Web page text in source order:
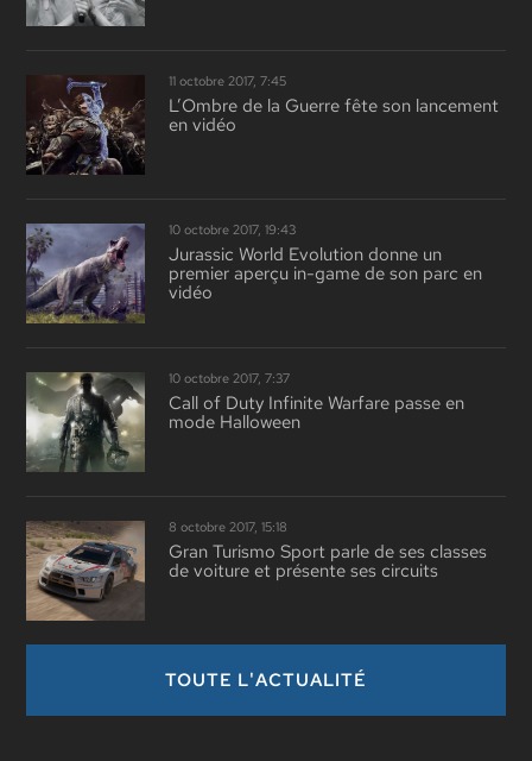
11 octobre 2017, 7:45
L’Ombre de la Guerre fête son lancement
en vidéo
10 octobre 2017, 19:43
Jurassic World Evolution donne un
premier aperçu in-game de son parc en
vidéo
10 octobre 2017, 7:37
Call of Duty Infinite Warfare passe en
mode Halloween
8 octobre 2017, 15:18
Gran Turismo Sport parle de ses classes
de voiture et présente ses circuits
TOUTE L'ACTUALITÉ